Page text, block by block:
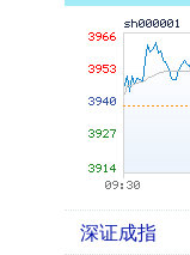
深证成指